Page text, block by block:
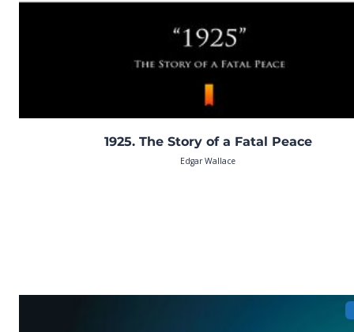
1925. The Story of a Fatal Peace
Edgar Wallace